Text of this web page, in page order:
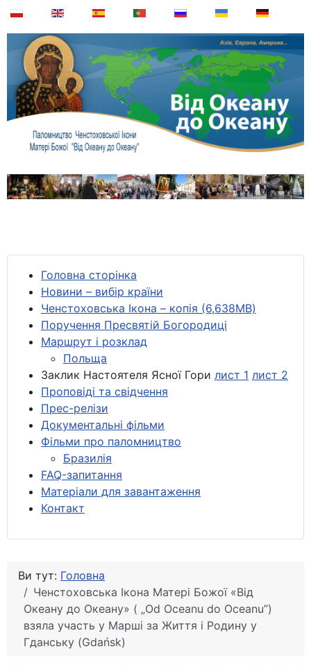
Головна сторінка
Новини – вибір країни
Ченстоховська Ікона – копія (6,638MB)
Поручення Пресвятій Богородиці
Маршрут і розклад
Польща
Заклик Настоятеля Ясної Гори лист 1 лист 2
Проповіді та свідчення
Прес-релізи
Документальні фільми
Фільми про паломництво
Бразилія
FAQ-запитання
Матеріали для завантаження
Контакт
Ви тут: Головна
Ченстоховська Ікона Матері Божої «Від
Океану до Океану» ( „Od Oceanu do Oceanu”)
взяла участь у Марші за Життя і Родину у
Гданську (Gdańsk)